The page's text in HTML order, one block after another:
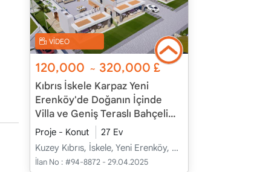
VİDEO
120,000 ~ 320,000£
Kıbrıs İskele Karpaz Yeni
Erenköy'de Doğanın İçinde
Villa ve Geniş Teraslı Bahçeli
Apartman Daireleri
Proje - Konut
27 Ev
Kuzey Kıbrıs, İskele, Yeni Erenköy, Merkez - Merkez
İlan No : #94-8872 - 29.04.2025